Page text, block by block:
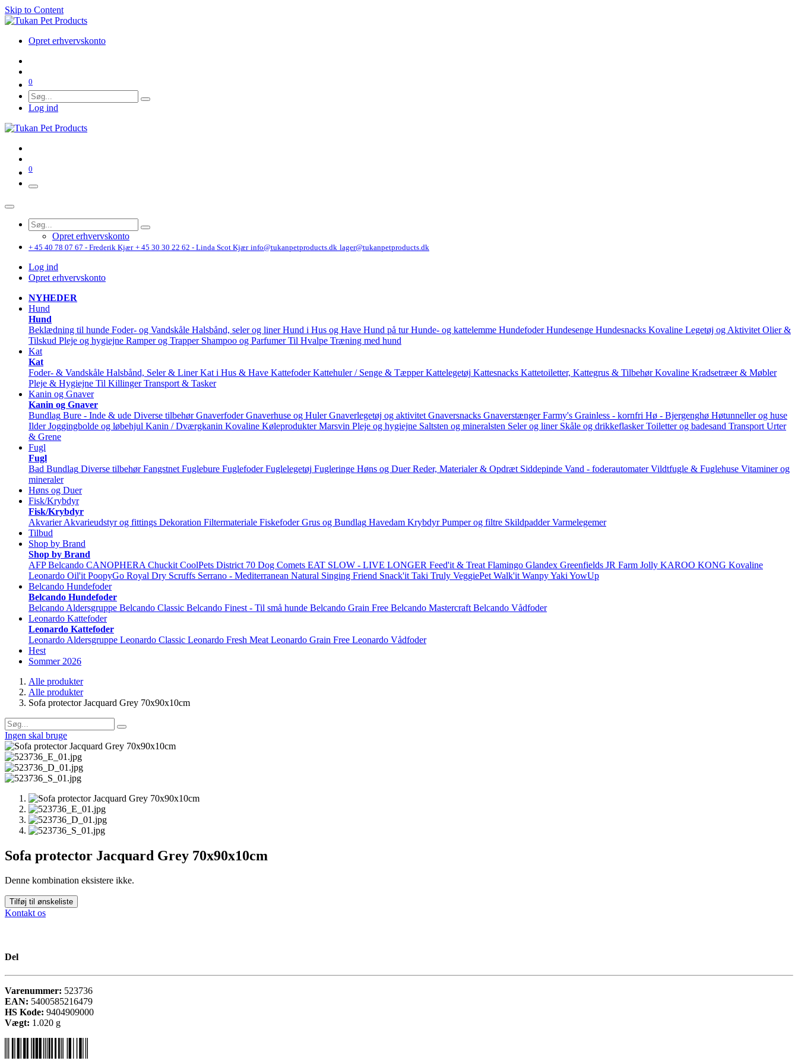
Skip to Content
Opret erhvervskonto
0
Log ind
0
Opret erhvervskonto
+ 45 40 78 07 67 - Frederik Kjær + 45 30 30 22 62 - Linda Scot Kjær info@tukanpetproducts.dk lager@tukanpetproducts.dk
Log ind
Opret erhvervskonto
NYHEDER
Hund
Hund
Beklædning til hunde Foder- og Vandskåle Halsbånd, seler og liner Hund i Hus og Have Hund på tur Hunde- og kattelemme Hundefoder Hundesenge Hundesnacks Kovaline Legetøj og Aktivitet Olier &
Tilskud Pleje og hygiejne Ramper og Trapper Shampoo og Parfumer Til Hvalpe Træning med hund
Kat
Kat
Foder- & Vandskåle Halsbånd, Seler & Liner Kat i Hus & Have Kattefoder Kattehuler / Senge & Tæpper Kattelegetøj Kattesnacks Kattetoiletter, Kattegrus & Tilbehør Kovaline Kradsetræer & Møbler
Pleje & Hygiejne Til Killinger Transport & Tasker
Kanin og Gnaver
Kanin og Gnaver
Bundlag Bure - Inde & ude Diverse tilbehør Gnaverfoder Gnaverhuse og Huler Gnaverlegetøj og aktivitet Gnaversnacks Gnaverstænger Farmy's Grainless - kornfri Hø - Bjergenghø Høtunneller og huse
Ilder Joggingbolde og løbehjul Kanin / Dværgkanin Kovaline Køleprodukter Marsvin Pleje og hygiejne Saltsten og mineralsten Seler og liner Skåle og drikkeflasker Toiletter og badesand Transport Urter
& Grene
Fugl
Fugl
Bad Bundlag Diverse tilbehør Fangstnet Fuglebure Fuglefoder Fuglelegetøj Fugleringe Høns og Duer Reder, Materialer & Opdræt Siddepinde Vand - foderautomater Vildtfugle & Fuglehuse Vitaminer og
mineraler
Høns og Duer
Fisk/Krybdyr
Fisk/Krybdyr
Akvarier Akvarieudstyr og fittings Dekoration Filtermateriale Fiskefoder Grus og Bundlag Havedam Krybdyr Pumper og filtre Skildpadder Varmelegemer
Tilbud
Shop by Brand
Shop by Brand
AFP Belcando CANOPHERA Chuckit CoolPets District 70 Dog Comets EAT SLOW - LIVE LONGER Feed'it & Treat Flamingo Glandex Greenfields JR Farm Jolly KAROO KONG Kovaline
Leonardo Oil'it PoopyGo Royal Dry Scruffs Serrano - Mediterranean Natural Singing Friend Snack'it Taki Truly VeggiePet Walk'it WanpyYaki YowUp
Belcando Hundefoder
Belcando Hundefoder
Belcando Aldersgruppe Belcando Classic Belcando Finest - Til små hunde Belcando Grain Free Belcando Mastercraft Belcando Vådfoder
Leonardo Kattefoder
Leonardo Kattefoder
Leonardo Aldersgruppe Leonardo Classic Leonardo Fresh Meat Leonardo Grain Free Leonardo Vådfoder
Hest
Sommer 2026
Alle produkter
Alle produkter
Sofa protector Jacquard Grey 70x90x10cm
Ingen skal bruge
Sofa protector Jacquard Grey 70x90x10cm
Denne kombination eksistere ikke.
Tilføj til ønskeliste
Kontakt os
Del
Varenummer: 523736
EAN: 5400585216479
HS Kode: 9404909000
Vægt: 1.020 g